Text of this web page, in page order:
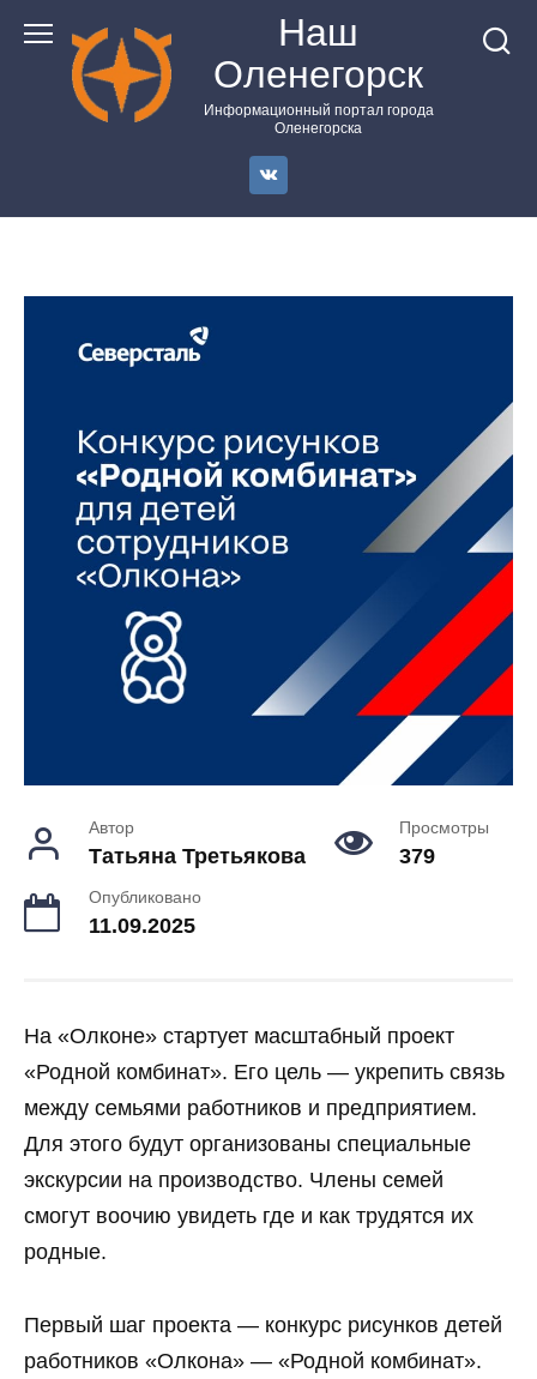
контенту
Наш
Оленегорск
Информационный портал города
Оленегорска
Автор
Татьяна Третьякова
Просмотры
379
Опубликовано
11.09.2025
На «Олконе» стартует масштабный проект
«Родной комбинат». Его цель — укрепить связь
между семьями работников и предприятием.
Для этого будут организованы специальные
экскурсии на производство. Члены семей
смогут воочию увидеть где и как трудятся их
родные.
Первый шаг проекта — конкурс рисунков детей
работников «Олкона» — «Родной комбинат».